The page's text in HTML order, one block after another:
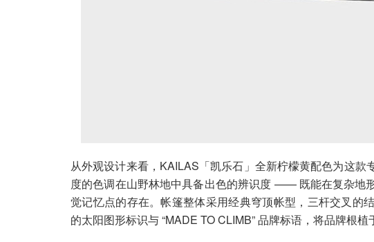
从外观设计来看，KAILAS「凯乐石」全新柠檬黄配色为这款
度的色调在山野林地中具备出色的辨识度 —— 既能在复杂地
觉记忆点的存在。帐篷整体采用经典穹顶帐型，三杆交叉的
的太阳图形标识与 “MADE TO CLIMB” 品牌标语，将品牌根植